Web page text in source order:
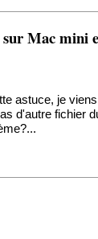
Mac mini
astuce, je
d'autre fichier